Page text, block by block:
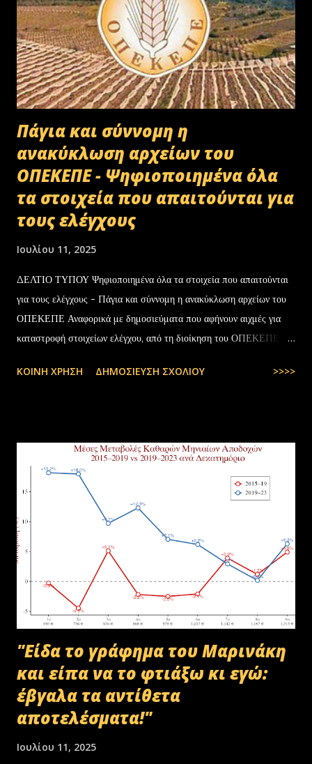
Πάγια και σύννομη η
ανακύκλωση αρχείων του
ΟΠΕΚΕΠΕ - Ψηφιοποιημένα όλα
τα στοιχεία που απαιτούνται για
τους ελέγχους
Ιουλίου 11, 2025
ΔΕΛΤΙΟ ΤΥΠΟΥ Ψηφιοποιημένα όλα τα στοιχεία που απαιτούνται
για τους ελέγχους - Πάγια και σύννομη η ανακύκλωση αρχείων του
ΟΠΕΚΕΠΕ Αναφορικά με δημοσιεύματα που αφήνουν αιχμές για
καταστροφή στοιχείων ελέγχου, από τη διοίκηση του ΟΠΕΚΕΠΕ
εστάλη προς ανακύκλωση στις 10-07-2025 στην Θεσσαλονίκη,
αποστολή των Πινάκων αρχείων Καταστρεπτέων Υλικών της ΠΔ
Μακεδονίας-Θράκης και ολοκληρώθηκε με το υπ.αρ.πρωτ.
23412/02-07-2025 έγγραφο της ΑΑΔΕ και το από 10-07-2025
πρωτόκολλο παράδοσης υλικών μεταξύ της ΑΑΔΕ-Γενική Δ/νση
Τελωνείων-Τμήμα Διαχείρισης Δημόσιου Υλικού και της
συνεργαζόμενης με αυτήν εταιρείας ανακύκλωσης. Διευκρινίζεται ότι
στο αρχείο αυτό δεν συμπεριλαμβάνονταν αρχειακό υλικό που είχε
κοινοποιηθεί ότι ελέγχεται και στο ψηφιακό αρχείο του ΟΠΕΚΕΠ...
ΚΟΙΝΉ ΧΡΉΣΗ ΔΗΜΟΣΊΕΥΣΗ ΣΧΟΛΊΟΥ >>>>
"Είδα το γράφημα του Μαρινάκη
και είπα να το φτιάξω κι εγώ:
έβγαλα τα αντίθετα
αποτελέσματα!"
Ιουλίου 11, 2025